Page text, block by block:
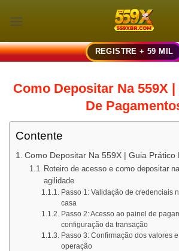
REGISTRE + 59 MIL
Como Depositar Na 559X
De
Contente
Como Depositar Na 559X | Guia Prático
Roteiro de acesso e como depositar
agilidade
Passo 1: Validação de credenciais
casa
Passo 2: Acesso ao painel de
configuração da transação
Passo 3: Confirmação dos valores
operação